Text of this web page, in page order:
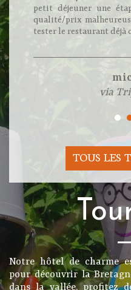
petit déjeuner une
qualité/prix
tester le restaurant déjà
via
TOUS LES
Notre hôtel de charme
pour découvrir la
dans la vallée, profitez